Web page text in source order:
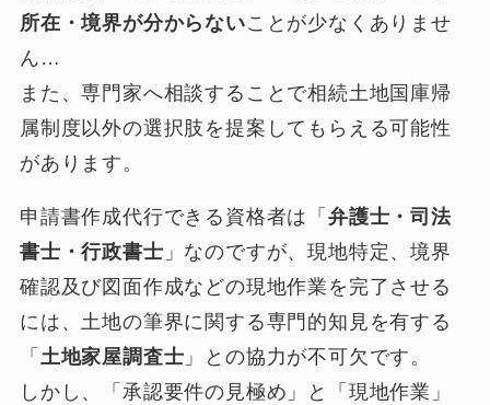
所在・境界が分からないことが少なくありませ
ん…
また、専門家へ相談することで相続土地国庫帰
属制度以外の選択肢を提案してもらえる可能性
があります。
申請書作成代行できる資格者は「弁護士・司法
書士・行政書士 」なのですが、現地特定、境界
確認及び図面作成などの現地作業を完了させる
には、土地の筆界に関する専門的知見を有する
「 土地家屋調査士 」との協力が不可欠です。
しかし、「承認要件の見極め」と「現地作業」